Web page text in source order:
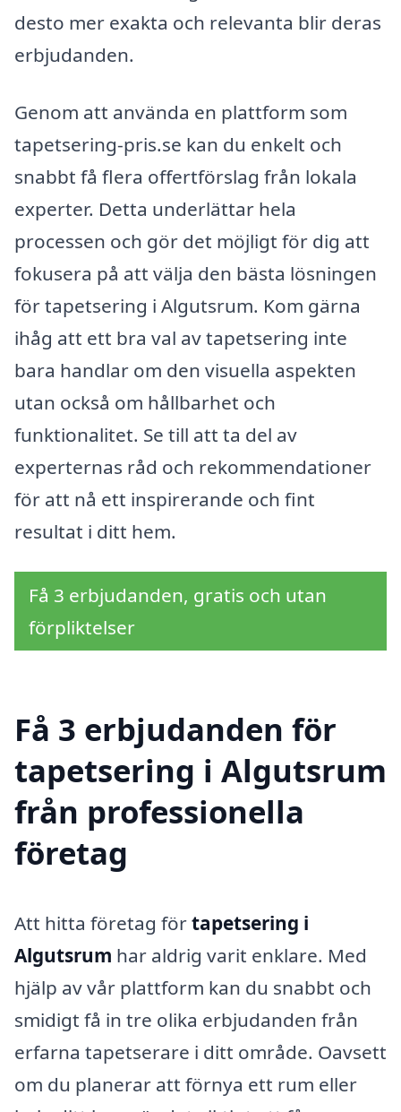
desto mer exakta och relevanta blir deras
erbjudanden.
Genom att använda en plattform som
tapetsering-pris.se kan du enkelt och
snabbt få flera offertförslag från lokala
experter. Detta underlättar hela
processen och gör det möjligt för dig att
fokusera på att välja den bästa lösningen
för tapetsering i Algutsrum. Kom gärna
ihåg att ett bra val av tapetsering inte
bara handlar om den visuella aspekten
utan också om hållbarhet och
funktionalitet. Se till att ta del av
experternas råd och rekommendationer
för att nå ett inspirerande och fint
resultat i ditt hem.
Få 3 erbjudanden, gratis och utan
förpliktelser
Få 3 erbjudanden för
tapetsering i Algutsrum
från professionella
företag
Att hitta företag förtapetsering i
Algutsrum har aldrig varit enklare. Med
hjälp av vår plattform kan du snabbt och
smidigt få in tre olika erbjudanden från
erfarna tapetserare i ditt område. Oavsett
om du planerar att förnya ett rum eller